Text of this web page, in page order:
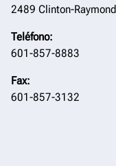
2489 Clinton-
Teléfono:
601-857-8883
Fax:
601-857-3132